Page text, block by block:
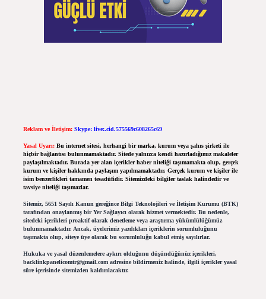
Reklam ve İletişim: Skype: live:.cid.575569c608265c69
Yasal Uyarı: Bu internet sitesi, herhangi bir marka, kurum veya şahıs şirketi ile
hiçbir bağlantısı bulunmamaktadır. Sitede yalnızca kendi hazırladığımız makaleler
paylaşılmaktadır. Burada yer alan içerikler haber niteliği taşımamakta olup, gerçek
kurum ve kişiler hakkında paylaşım yapılmamaktadır. Gerçek kurum ve kişiler ile
isim benzerlikleri tamamen tesadüfidir. Sitemizdeki bilgiler taslak halindedir ve
tavsiye niteliği taşımazlar.
Sitemiz, 5651 Sayılı Kanun gereğince Bilgi Teknolojileri ve İletişim Kurumu (BTK)
tarafından onaylanmış bir Yer Sağlayıcı olarak hizmet vermektedir. Bu nedenle,
sitedeki içerikleri proaktif olarak denetleme veya araştırma yükümlülüğümüz
bulunmamaktadır. Ancak, üyelerimiz yazdıkları içeriklerin sorumluluğunu
taşımakta olup, siteye üye olarak bu sorumluluğu kabul etmiş sayılırlar.
Hukuka ve yasal düzenlemelere aykırı olduğunu düşündüğünüz içerikleri,
backlinkpanelicomtr@gmail.comadresine bildirmeniz halinde, ilgili içerikler yasal
süre içerisinde sitemizden kaldırılacaktır.